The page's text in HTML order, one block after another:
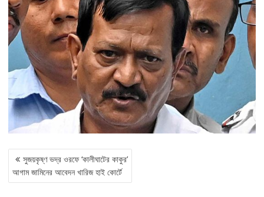
POST
NAVIGATION
সুজয়কৃষ্ণ ভদ্র ওরফে ‘কালীঘাটের কাকুর’
আগাম জামিনের আবেদন খারিজ হাই কোর্টে